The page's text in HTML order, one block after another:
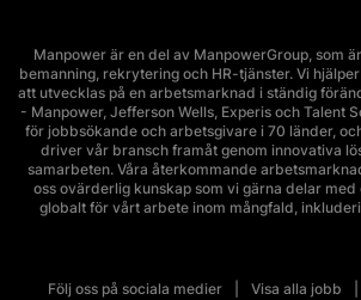
Manpower är en del av ManpowerGroup, som
bemanning, rekrytering och HR-tjänster. Vi
att utvecklas på en arbetsmarknad i ständig
- Manpower, Jefferson Wells, Experis och Talent
för jobbsökande och arbetsgivare i 70 länder,
driver vår bransch framåt genom innovativa
samarbeten. Våra återkommande
oss ovärderlig kunskap som vi gärna delar med
globalt för vårt arbete inom mångfald,
Följ oss på sociala medier Visa alla jobb